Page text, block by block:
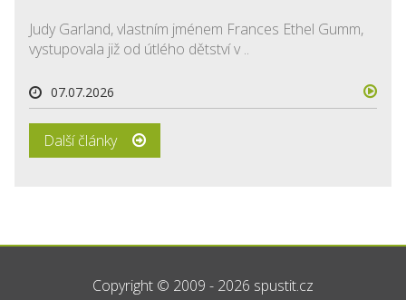
Judy Garland, vlastním jménem Frances Ethel Gumm,
vystupovala již od útlého dětství v ..
07.07.2026
Další články
Copyright © 2009 - 2026 spustit.cz